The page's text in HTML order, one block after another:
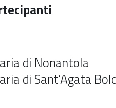
di Nonantola
di Sant’Agata